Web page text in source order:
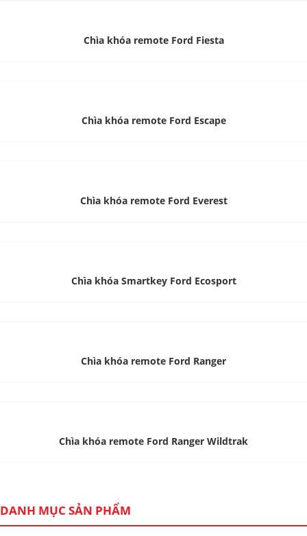
Chìa khóa remote Ford Fiesta
Chìa khóa remote Ford Escape
Chìa khóa remote Ford Everest
Chìa khóa Smartkey Ford Ecosport
Chìa khóa remote Ford Ranger
Chìa khóa remote Ford Ranger Wildtrak
DANH MỤC SẢN PHẨM